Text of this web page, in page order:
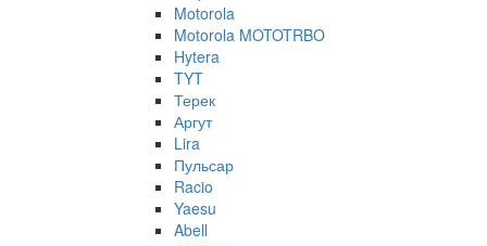
Motorola
Motorola MOTOTRBO
Hytera
TYT
Терек
Аргут
Lira
Пульсар
Racio
Yaesu
Abell